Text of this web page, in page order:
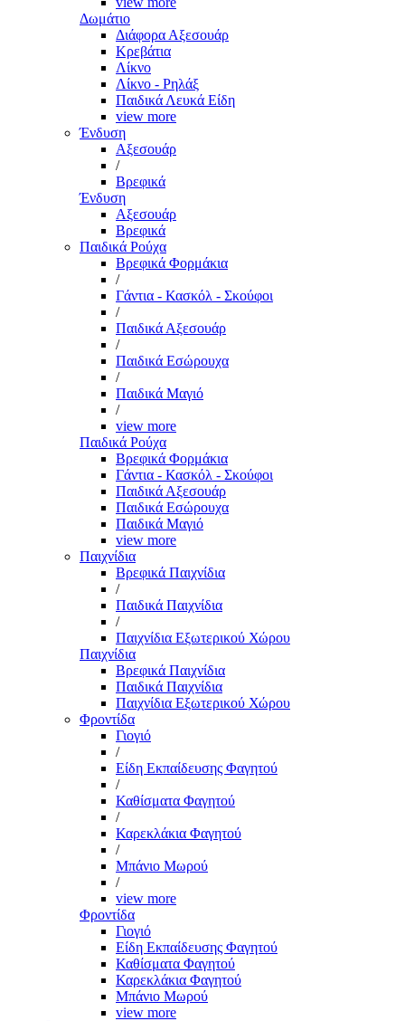
Δωμάτιο
Διάφορα Αξεσουάρ
Κρεβάτια
Λίκνο
Λίκνο - Ρηλάξ
Παιδικά Λευκά Είδη
view more
Ένδυση
Αξεσουάρ
/
Βρεφικά
Ένδυση
Αξεσουάρ
Βρεφικά
Παιδικά Ρούχα
Βρεφικά Φορμάκια
/
Γάντια - Κασκόλ - Σκούφοι
/
Παιδικά Αξεσουάρ
/
Παιδικά Εσώρουχα
/
Παιδικά Μαγιό
/
view more
Παιδικά Ρούχα
Βρεφικά Φορμάκια
Γάντια - Κασκόλ - Σκούφοι
Παιδικά Αξεσουάρ
Παιδικά Εσώρουχα
Παιδικά Μαγιό
view more
Παιχνίδια
Βρεφικά Παιχνίδια
/
Παιδικά Παιχνίδια
/
Παιχνίδια Εξωτερικού Χώρου
Παιχνίδια
Βρεφικά Παιχνίδια
Παιδικά Παιχνίδια
Παιχνίδια Εξωτερικού Χώρου
Φροντίδα
Γιογιό
/
Είδη Εκπαίδευσης Φαγητού
/
Καθίσματα Φαγητού
/
Καρεκλάκια Φαγητού
/
Μπάνιο Μωρού
/
view more
Φροντίδα
Γιογιό
Είδη Εκπαίδευσης Φαγητού
Καθίσματα Φαγητού
Καρεκλάκια Φαγητού
Μπάνιο Μωρού
view more